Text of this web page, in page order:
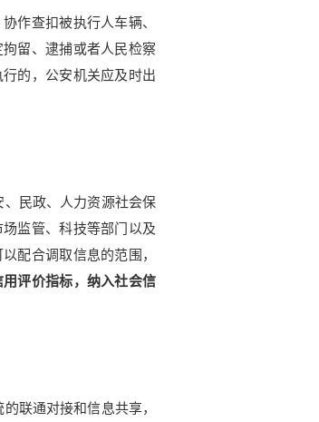
作查扣被执行人车辆、
留、逮捕或者人民检察
的，公安机关应及时出
民政、人力资源社会保
监管、科技等部门以及
配合调取信息的范围，
评价指标，纳入社会信
联通对接和信息共享，